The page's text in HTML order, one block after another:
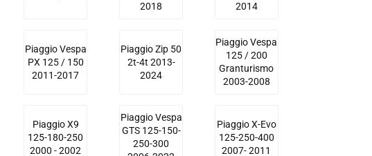
2018
2014
Piaggio Vespa
PX 125 / 150
2011-2017
Piaggio Zip 50
2t-4t 2013-
2024
Piaggio Vespa
125 / 200
Granturismo
2003-2008
Piaggio X9
125-180-250
2000 - 2002
Piaggio Vespa
GTS 125-150-
250-300
Piaggio X-Evo
125-250-400
2007- 2011